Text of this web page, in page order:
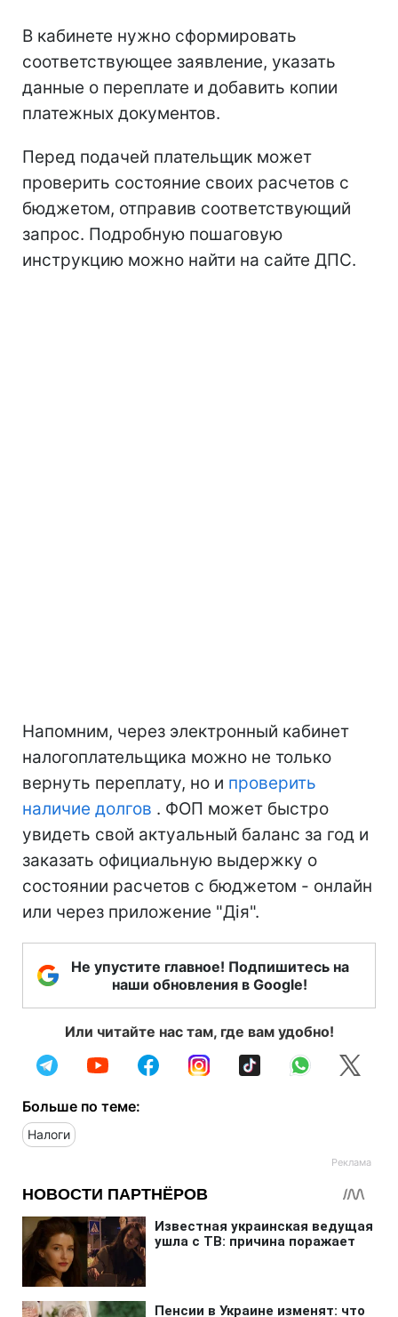
В кабинете нужно сформировать
соответствующее заявление, указать
данные о переплате и добавить копии
платежных документов.
Перед подачей плательщик может
проверить состояние своих расчетов с
бюджетом, отправив соответствующий
запрос. Подробную пошаговую
инструкцию можно найти на сайте ДПС.
Напомним, через электронный кабинет
налогоплательщика можно не только
вернуть переплату, но и проверить
наличие долгов . ФОП может быстро
увидеть свой актуальный баланс за год и
заказать официальную выдержку о
состоянии расчетов с бюджетом - онлайн
или через приложение "Дія".
Не упустите главное! Подпишитесь на
наши обновления в Google!
Или читайте нас там, где вам удобно!
Больше по теме:
Налоги